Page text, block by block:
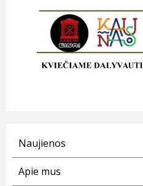
Naujienos
Apie mus